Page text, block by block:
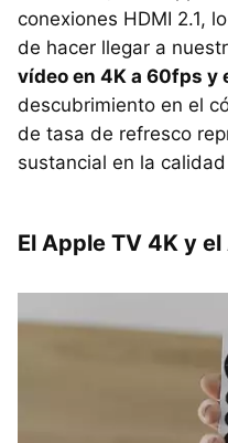
conexiones HDMI 2.1,
de hacer llegar a
vídeo en 4K a 60fps y
descubrimiento en el
de tasa de refresco
sustancial en la
El Apple TV 4K y